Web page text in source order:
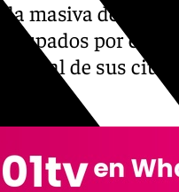
masiva de los
por el
social de sus